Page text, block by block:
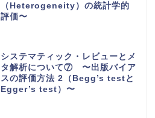
（Heterogeneity）の統計学的
評価〜
システマティック・レビューとメ
タ解析について⑦ 〜出版バイア
スの評価方法 2（Begg’s testと
Egger’s test）〜